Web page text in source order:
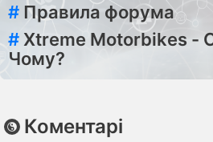
# Правила форума
# Xtreme Motorbikes -
Чому?
Коментарі